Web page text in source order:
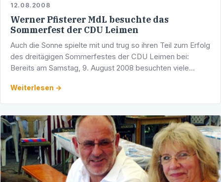
12.08.2008
Werner Pfisterer MdL besuchte das
Sommerfest der CDU Leimen
Auch die Sonne spielte mit und trug so ihren Teil zum Erfolg
des dreitägigen Sommerfestes der CDU Leimen bei:
Bereits am Samstag, 9. August 2008 besuchten viele
ein …
Weiterlesen →